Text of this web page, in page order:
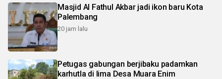
Masjid Al Fathul Akbar jadi ikon baru Kota
Palembang
20 jam lalu
Petugas gabungan berjibaku padamkan
karhutla di lima Desa Muara Enim